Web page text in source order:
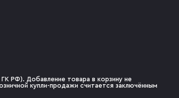
РФ). Добавление товара в корзину не
купли-продажи считается заключённым